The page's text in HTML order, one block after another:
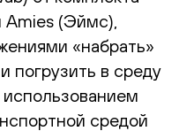
Amies (Эймс),
«набрать»
погрузить в среду
средой